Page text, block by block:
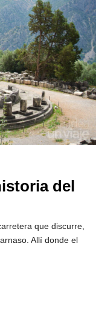
del
que discurre,
Allí donde el